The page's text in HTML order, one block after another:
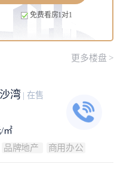
免费看房1对1
更多楼盘 >
湾 | 在售
㎡
品牌地产 商用办公